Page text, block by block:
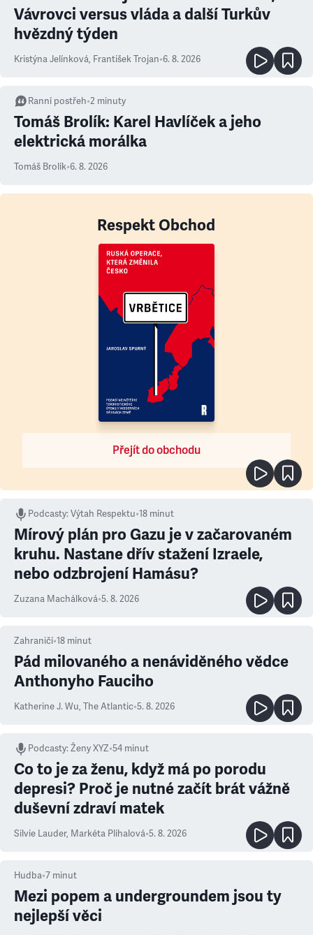
Vávrovci versus vláda a další Turkův
hvězdný týden
Kristýna Jelínková, František Trojan•6. 8. 2026
Ranní postřeh•2 minuty
Tomáš Brolík: Karel Havlíček a jeho
elektrická morálka
Tomáš Brolík•6. 8. 2026
Respekt Obchod
Přejít do obchodu
Podcasty:Výtah Respektu•18 minut
Mírový plán pro Gazu je v začarovaném
kruhu. Nastane dřív stažení Izraele,
nebo odzbrojení Hamásu?
Zuzana Machálková•5. 8. 2026
Zahraničí•18 minut
Pád milovaného a nenáviděného vědce
Anthonyho Fauciho
Katherine J. Wu, The Atlantic•5. 8. 2026
Podcasty:Ženy XYZ•54 minut
Co to je za ženu, když má po porodu
depresi? Proč je nutné začít brát vážně
duševní zdraví matek
Silvie Lauder, Markéta Plíhalová•5. 8. 2026
Hudba•7 minut
Mezi popem a undergroundem jsou ty
nejlepší věci